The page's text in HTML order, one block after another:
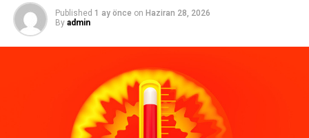
Published 1 ay önce on Haziran 28, 2026
By admin